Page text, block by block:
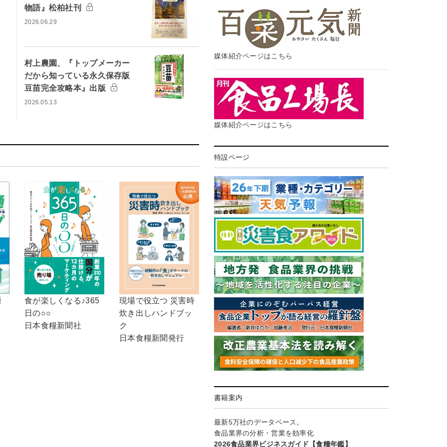
物語』松柏社刊
2026.06.29
村上農園、『トップメーカー
だから知っている永久保存版
豆苗完全攻略本』出版
2026.05.13
食が楽しくなる♪365
日の○○
日本食糧新聞社
現場で役立つ 災害時
炊き出しハンドブッ
ク
日本食糧新聞発行
媒体紹介ページはこちら
媒体紹介ページはこちら
特設ページ
書籍案内
最新5万社のデータベース。
食品業界の分析・営業を効率化
2026食品業界ビジネスガイド【食糧年鑑】